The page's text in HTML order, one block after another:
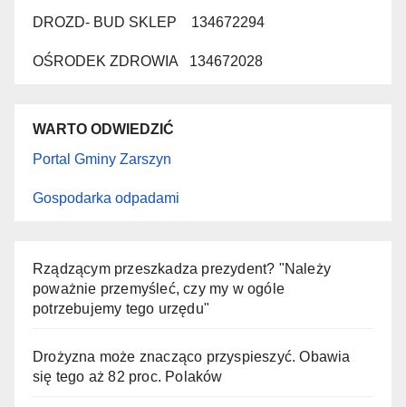
DROZD- BUD SKLEP 134672294
OŚRODEK ZDROWIA 134672028
WARTO ODWIEDZIĆ
Portal Gminy Zarszyn
Gospodarka odpadami
Rządzącym przeszkadza prezydent? "Należy
poważnie przemyśleć, czy my w ogóle
potrzebujemy tego urzędu"
Drożyzna może znacząco przyspieszyć. Obawia
się tego aż 82 proc. Polaków